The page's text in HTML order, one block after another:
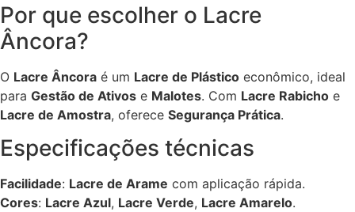
Por que escolher o Lacre
Âncora?
O Lacre Âncora é um Lacre de Plástico econômico, ideal
para Gestão de Ativos e Malotes. Com Lacre Rabicho e
Lacre de Amostra, oferece Segurança Prática.
Especificações técnicas
Facilidade: Lacre de Arame com aplicação rápida.
Cores: Lacre Azul, Lacre Verde, Lacre Amarelo.